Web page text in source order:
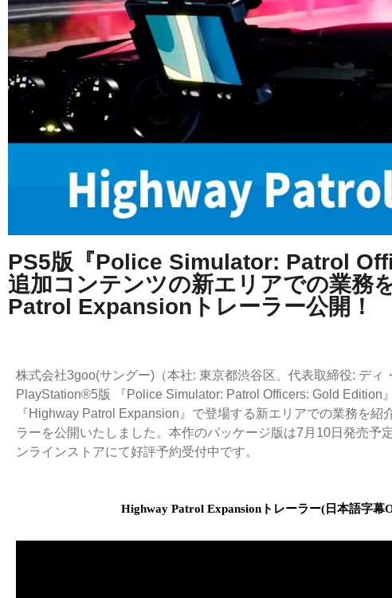
PS5版『Police Simulator: Patrol
追加コンテンツの新エリアでの業務
Patrol Expansionトレーラー公開！
株式会社3goo(サングー)（本社: 東京都渋谷区、代表取締役: ディ
PlayStation®5版 『Police Simulator: Patrol Officers: Gold Edition
『Highway Patrol Expansion』で登場する新エリアでの業務を
ラーを公開いたしました。本作のパッケージ版は7月10日発売予
ンラインストアにて好評予約受付中です。
Highway Patrol Expansion トレーラー( 日本語字幕